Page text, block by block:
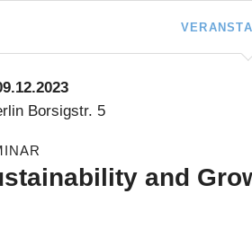
Navigation
überspringen
Borsigstr. 5
and